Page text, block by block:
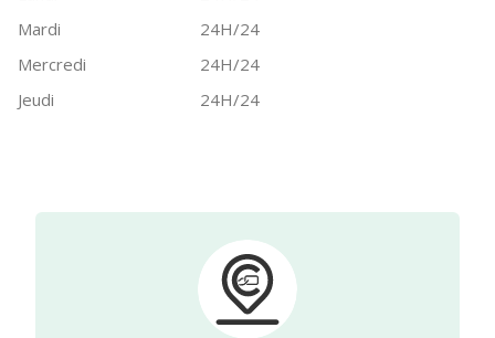
Mardi
24H/24
Mercredi
24H/24
Jeudi
24H/24